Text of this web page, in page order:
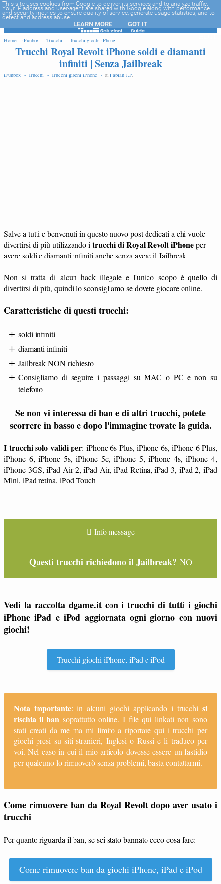
-->
Home - iFunbox - Trucchi - Trucchi giochi iPhone -
Trucchi Royal Revolt iPhone soldi e diamanti
infiniti | Senza Jailbreak
iFunbox - Trucchi - Trucchi giochi iPhone - di Fabian J.P.
Salve a tutti e benvenuti in questo nuovo post dedicati a chi vuole
divertirsi di più utilizzando i trucchi di Royal Revolt iPhoneper
avere soldi e diamanti infiniti anche senza avere il Jailbreak.
Non si tratta di alcun hack illegale e l'unico scopo è quello di
divertirsi di più, quindi lo sconsigliamo se dovete giocare online.
Caratteristiche di questi trucchi:
soldi infiniti
diamanti infiniti
Jailbreak NON richiesto
Consigliamo di seguire i passaggi su MAC o PC e non su
telefono
Se non vi interessa di ban e di altri trucchi, potete
scorrere in basso e dopo l'immagine trovate la guida.
I trucchi solo validi per: iPhone 6s Plus, iPhone 6s, iPhone 6 Plus,
iPhone 6, iPhone 5s, iPhone 5c, iPhone 5, iPhone 4s, iPhone 4,
iPhone 3GS, iPad Air 2, iPad Air, iPad Retina, iPad 3, iPad 2, iPad
Mini, iPad retina, iPod Touch
Info message
Questi trucchi richiedono il Jailbreak? NO
Vedi la raccolta dgame.it con i trucchi di tutti i giochi
iPhone iPad e iPod aggiornata ogni giorno con nuovi
giochi!
Trucchi giochi iPhone, iPad e iPod
Nota importante: in alcuni giochi applicando i trucchi si
rischia il ban soprattutto online. I file qui linkati non sono
stati creati da me ma mi limito a riportare qui i trucchi per
giochi presi su siti stranieri, Inglesi o Russi e li traduco per
voi. Nel caso in cui il mio articolo dovesse essere un fastidio
per qualcuno lo rimuoverò senza problemi, basta contattarmi.
Come rimuovere ban da Royal Revolt dopo aver usato i
trucchi
Per quanto riguarda il ban, se sei stato bannato ecco cosa fare:
Come rimuovere ban da giochi iPhone, iPad e iPod
EDIT
This site uses cookies from Google to deliver its services and to analyze traffic.
Your IP address and user-agent are shared with Google along with performance
and security metrics to ensure quality of service, generate usage statistics, and to
detect and address abuse.
LEARN MORE GOT IT